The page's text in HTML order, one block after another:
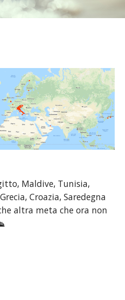
Maldive, Tunisia,
Croazia, Saredegna
altra meta che ora non